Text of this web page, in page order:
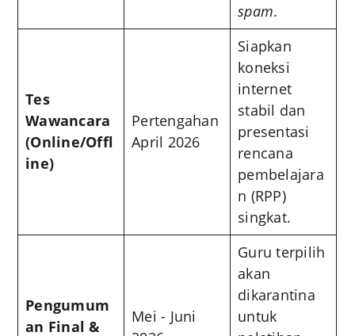
spam.
Tes
Wawancara
(Online/Offl
ine)
Pertengahan
April 2026
Siapkan
koneksi
internet
stabil dan
presentasi
rencana
pembelajara
n (RPP)
singkat.
Pengumum
an Final &
Mei - Juni
Guru terpilih
akan
dikarantina
untuk